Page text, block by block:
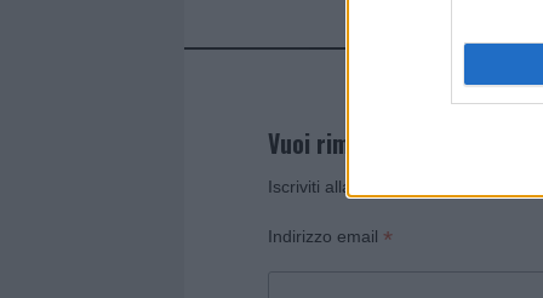
Vuoi rimanere sempre
Iscriviti alla newsletter di Gallura
Indirizzo email *